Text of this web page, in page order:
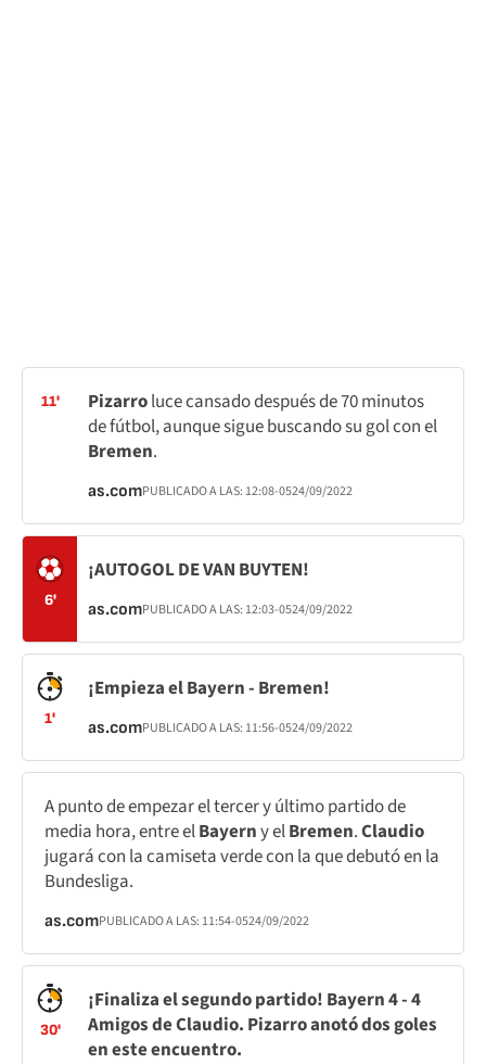
11' Pizarroluce cansado después de 70 minutos
de fútbol, aunque sigue buscando su gol con el
Bremen.
as.comPUBLICADO A LAS: 12:08-0524/09/2022
6'
¡AUTOGOL DE VAN BUYTEN!
as.comPUBLICADO A LAS: 12:03-0524/09/2022
1'
¡Empieza el Bayern - Bremen!
as.comPUBLICADO A LAS: 11:56-0524/09/2022
A punto de empezar el tercer y último partido de
media hora, entre elBayerny elBremen.Claudio
jugará con la camiseta verde con la que debutó en la
Bundesliga.
as.comPUBLICADO A LAS: 11:54-0524/09/2022
30'
¡Finaliza el segundo partido! Bayern 4 - 4
Amigos de Claudio. Pizarro anotó dos goles
en este encuentro.